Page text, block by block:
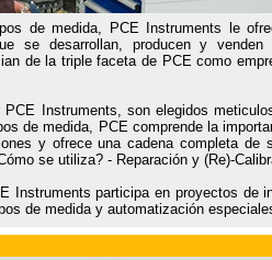
de medida, PCE Instruments le
se desarrollan, producen y
de la triple faceta de PCE como
Instruments, son elegidos
de medida, PCE comprende la
y ofrece una cadena completa de
se utiliza? - Reparación y (Re)-
Instruments participa en proyectos de
de medida y automatización